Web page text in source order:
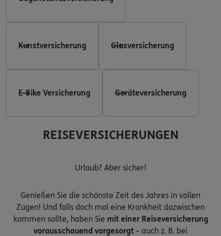
Kunstversicherung Glasversicherung
E-Bike Versicherung Geräteversicherung
REISEVERSICHERUNGEN
Urlaub? Aber sicher!
Genießen Sie die schönste Zeit des Jahres in vollen
Zügen! Und falls doch mal eine Krankheit dazwischen
kommen sollte, haben Sie mit einer Reiseversicherung
vorausschauend vorgesorgt – auch z. B. bei